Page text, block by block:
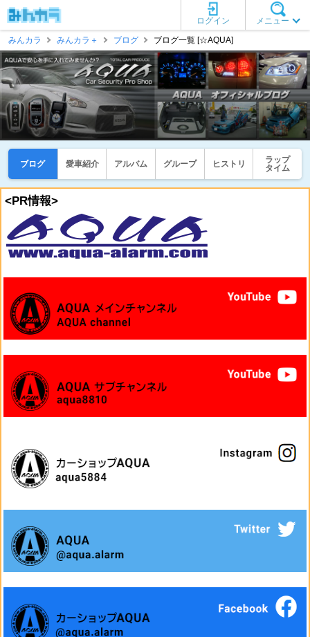
メニュー
ログイン
みんカラ
みんカラ＋ ブログ ブログ一覧 [☆AQUA]
ブログ 愛車紹介 アルバム グループ ヒストリ
ラップ
タイム
<PR情報>